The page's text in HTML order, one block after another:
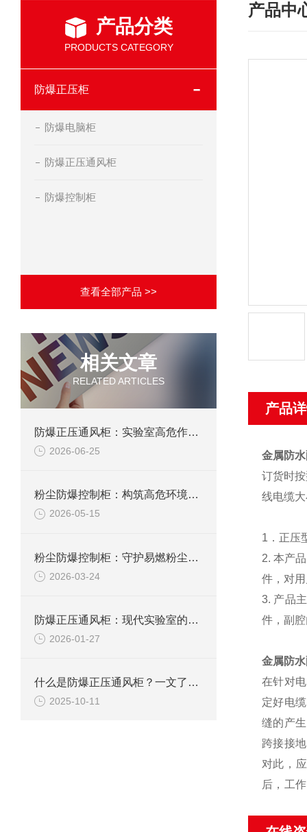
产品分类
PRODUCTS CATEGORY
防爆正压柜
防爆电脑柜
防爆正压通风柜
防爆控制柜
查看全部产品 >>
相关文章
RELATED ARTICLES
防爆正压通风柜：实验室高危作业的安全防护载体
2026-06-25
粉尘防爆控制柜：构筑高危环境下的电气安全屏障
2026-05-15
粉尘防爆控制柜：守护易燃粉尘环境下的电气安全
2026-03-24
防爆正压通风柜：现代实验室的安全屏障
2026-01-27
什么是防爆正压通风柜？一文了解其定义、原理及应用
2025-10-11
产品中
产品
金属防
订货时
线电缆
1．正压
2. 本产
件，对
3. 产品
件，副
金属防
在针对
定好电
缝的产
跨接接
对此，
后，工